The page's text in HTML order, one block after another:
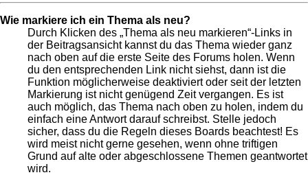
Wie markiere ich ein Thema als neu?
Durch Klicken des „Thema als neu markieren“-Links in
der Beitragsansicht kannst du das Thema wieder ganz
nach oben auf die erste Seite des Forums holen. Wenn
du den entsprechenden Link nicht siehst, dann ist die
Funktion möglicherweise deaktiviert oder seit der letzten
Markierung ist nicht genügend Zeit vergangen. Es ist
auch möglich, das Thema nach oben zu holen, indem du
einfach eine Antwort darauf schreibst. Stelle jedoch
sicher, dass du die Regeln dieses Boards beachtest! Es
wird meist nicht gerne gesehen, wenn ohne triftigen
Grund auf alte oder abgeschlossene Themen geantwortet
wird.